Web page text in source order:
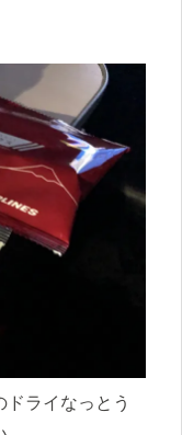
ドライなっとう